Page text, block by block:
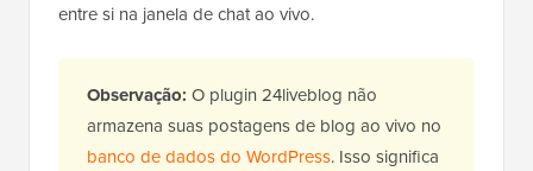
entre si na janela de chat ao vivo.
Observação: O plugin 24liveblog não
armazena suas postagens de blog ao vivo no
banco de dados do WordPress. Isso significa